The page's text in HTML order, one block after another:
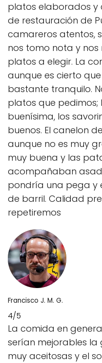
platos elaborados
de restauración de
camareros atentos,
nos tomo nota y
platos a elegir. La
aunque es cierto
bastante tranquilo.
platos que
buenísima, los
buenos. El canelon
aunque no es muy
muy buena y las
acompañaban
pondría una pega y
de barril. Calidad
repetiremos
Francisco J. M. G.
4/5
La comida en
serían mejorables
muy aceitosas y el